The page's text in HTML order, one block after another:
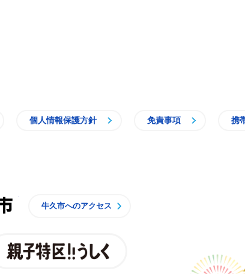
個人情報保護方針 免責事項 携
牛久市へのアクセス